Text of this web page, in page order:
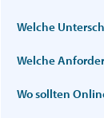
Welche
Welche
Wo sollten